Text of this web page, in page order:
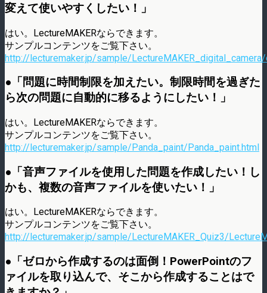
変えて使いやすくしたい！」
はい。LectureMAKERならできます。
サンプルコンテンツをご覧下さい。
http://lecturemaker.jp/sample/
●「問題に時間制限を加えたい。制限時間を過ぎた
ら次の問題に自動的に移るようにしたい！」
はい。LectureMAKERならできます。
サンプルコンテンツをご覧下さい。
http://lecturemaker.jp/sample/Panda_paint/Panda_paint.html
●「音声ファイルを使用した問題を作成したい！し
かも、複数の音声ファイルを使いたい！」
はい。LectureMAKERならできます。
サンプルコンテンツをご覧下さい。
http://lecturemaker.jp/sample/LectureMAKER_Quiz3/
●「ゼロから作成するのは面倒！PowerPointのフ
ァイルを取り込んで、そこから作成することはで